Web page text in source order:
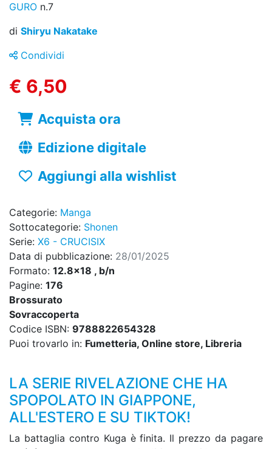
GURO n.7
di Shiryu Nakatake
Condividi
€ 6,50
Acquista ora
Edizione digitale
Aggiungi alla wishlist
Categorie: Manga
Sottocategorie: Shonen
Serie: X6 - CRUCISIX
Data di pubblicazione: 28/01/2025
Formato: 12.8x18 , b/n
Pagine: 176
Brossurato
Sovraccoperta
Codice ISBN: 9788822654328
Puoi trovarlo in: Fumetteria, Online store, Libreria
LA SERIE RIVELAZIONE CHE HA
SPOPOLATO IN GIAPPONE,
ALL'ESTERO E SU TIKTOK!
La battaglia contro Kuga è finita. Il prezzo da pagare